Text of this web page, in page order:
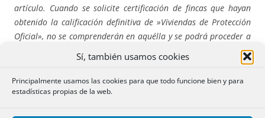
Sí, también usamos cookies
Principalmente usamos las cookies para que todo funcione bien y para
estadísticas propias de la web.
artículo. Cuando se solicite certificación de fincas que hayan
obtenido la calificación definitiva de »Viviendas de Protección
Oficial», no se comprenderán en aquélla y se podrá proceder a
su cancelación en la forma prevenida en el párrafo anterior,
las afecciones que, por este concepto sean anteriores a la nota
marginal por la que se haya hecho constar en el Registro dicha
calificación definitiva. Aun no constando dicha calificación,